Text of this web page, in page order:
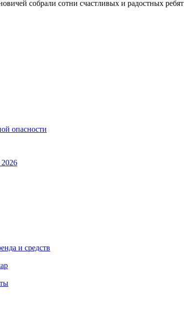
опасности
и средств